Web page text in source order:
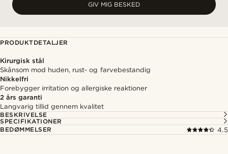
GIV MIG BESKED
PRODUKTDETALJER
Kirurgisk stål
Skånsom mod huden, rust- og farvebestandig
Nikkelfri
Forebygger irritation og allergiske reaktioner
2 års garanti
Langvarig tillid gennem kvalitet
BESKRIVELSE
SPECIFIKATIONER
BEDØMMELSER
4.5